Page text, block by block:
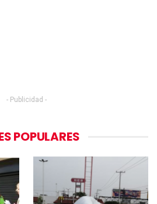
- Publicidad -
POPULARES